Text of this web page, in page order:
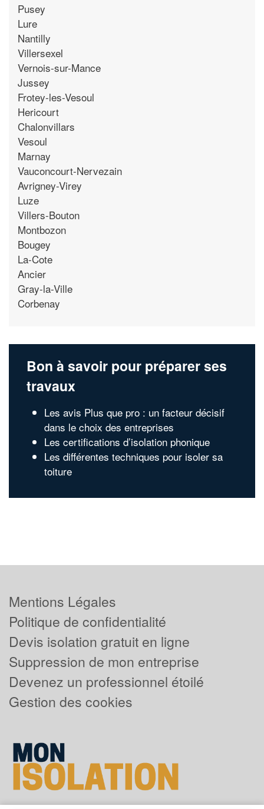
Pusey
Lure
Nantilly
Villersexel
Vernois-sur-Mance
Jussey
Frotey-les-Vesoul
Hericourt
Chalonvillars
Vesoul
Marnay
Vauconcourt-Nervezain
Avrigney-Virey
Luze
Villers-Bouton
Montbozon
Bougey
La-Cote
Ancier
Gray-la-Ville
Corbenay
Bon à savoir pour préparer ses
travaux
Les avis Plus que pro : un facteur décisif
dans le choix des entreprises
Les certifications d’isolation phonique
Les différentes techniques pour isoler sa
toiture
Mentions Légales
Politique de confidentialité
Devis isolation gratuit en ligne
Suppression de mon entreprise
Devenez un professionnel étoilé
Gestion des cookies